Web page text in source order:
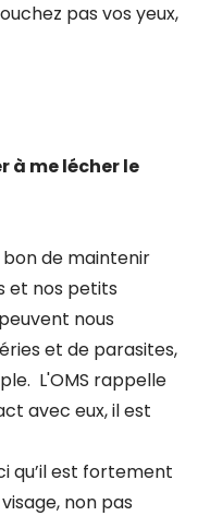
pas vos yeux,
à me lécher le
bon de maintenir
et nos petits
nous
et de parasites,
L'OMS rappelle
avec eux, il est
qu’il est fortement
non pas